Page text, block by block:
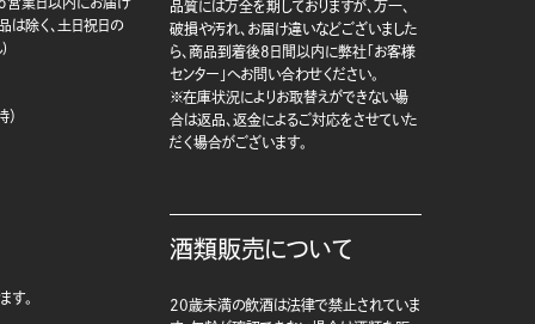
は除く、土日祝日の
)
す。
品質には万全を期しておりますが、万一、
破損や汚れ、お届け違いなどございました
ら、商品到着後8日間以内に弊社「お客様
センター」へお問い合わせください。
※在庫状況によりお取替えができない場
合は返品、返金によるご対応をさせていた
だく場合がございます。
酒類販売について
20歳未満の飲酒は法律で禁止されていま